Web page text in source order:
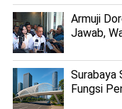
Armuji
Jawab,
Surabaya
Fungsi